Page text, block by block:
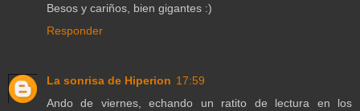
Besos y cariños, bien gigantes :)
Responder
La sonrisa de Hiperion 17:59
Ando de viernes, echando un ratito de lectura en los